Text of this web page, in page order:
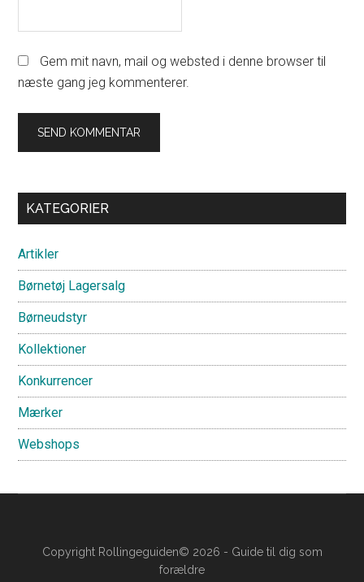
Gem mit navn, mail og websted i denne browser til
næste gang jeg kommenterer.
Primary
KATEGORIER
Artikler
Børnetøj Lagersalg
Børneudstyr
Kollektioner
Konkurrencer
Mærker
Webshops
Copyright Rollingeguiden© 2026 - Guide til dig som
forældre